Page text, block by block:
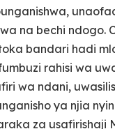
na bechi ndogo.
bandari hadi
rahisi wa
wa ndani,
ya njia
za usafirishaji